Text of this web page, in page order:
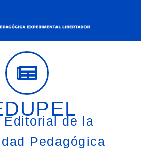
Editorial de la
Pedagógica